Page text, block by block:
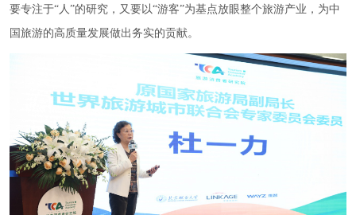
要专注于“人”的研究，又要以“游客”为基点放眼整个旅游产业，为中
国旅游的高质量发展做出务实的贡献。